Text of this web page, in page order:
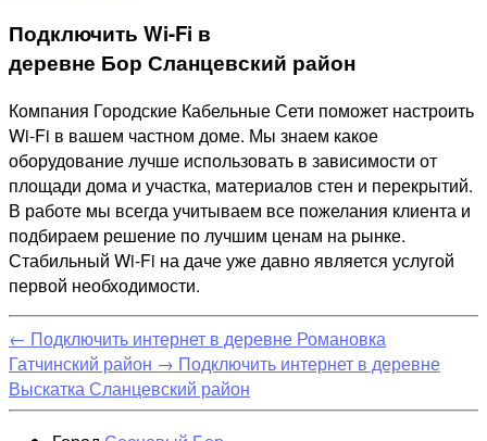
Подключить Wi-Fi в
деревне Бор Сланцевский район
Компания Городские Кабельные Сети поможет настроить
Wi-Fi в вашем частном доме. Мы знаем какое
оборудование лучше использовать в зависимости от
площади дома и участка, материалов стен и перекрытий.
В работе мы всегда учитываем все пожелания клиента и
подбираем решение по лучшим ценам на рынке.
Стабильный Wi-Fi на даче уже давно является услугой
первой необходимости.
← Подключить интернет в деревне Романовка
Гатчинский район → Подключить интернет в деревне
Выскатка Сланцевский район